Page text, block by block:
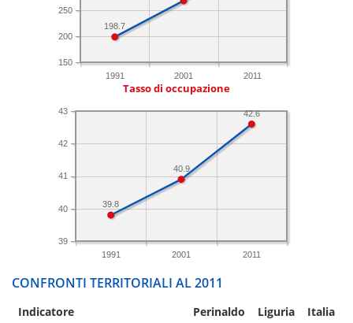
1991 2001 2011
150
200
250
198.7
Tasso di occupazione
1991 2001 2011
39
40
41
42
43 42.6
40.9
39.8
CONFRONTI TERRITORIALI AL 2011
Indicatore Perinaldo Liguria Italia